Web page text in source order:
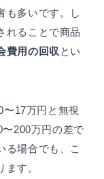
も多いです。し
れることで商品
費用の回収 とい
17万円と無視
200万円の差で
る場合でも、こ
す。